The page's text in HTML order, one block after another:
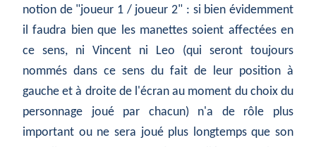
notion de "joueur 1 / joueur 2" : si bien évidemment
il faudra bien que les manettes soient affectées en
ce sens, ni Vincent ni Leo (qui seront toujours
nommés dans ce sens du fait de leur position à
gauche et à droite de l'écran au moment du choix du
personnage joué par chacun) n'a de rôle plus
important ou ne sera joué plus longtemps que son